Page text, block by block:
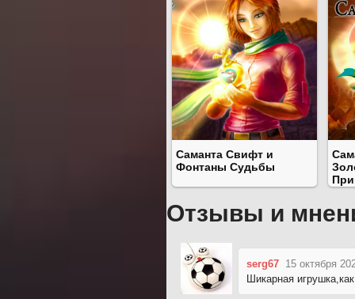
Саманта Свифт и
Фонтаны Судьбы
Отзывы и
serg67 15 октября
Шикарная